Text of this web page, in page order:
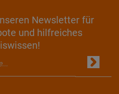
Newsletter für
und hilfreiches